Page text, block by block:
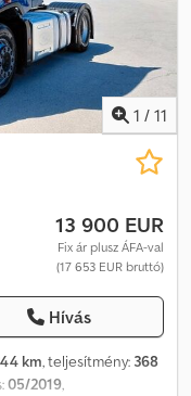
1 / 11
13 900 EUR
Fix ár plusz ÁFA-val
(17 653 EUR bruttó)
Hívás
km, teljesítmény: 368
05/2019,